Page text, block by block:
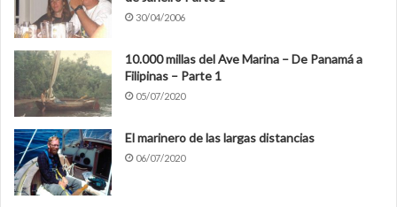
30/04/2006
10.000 millas del Ave Marina – De Panamá a
Filipinas – Parte 1
05/07/2020
El marinero de las largas distancias
06/07/2020